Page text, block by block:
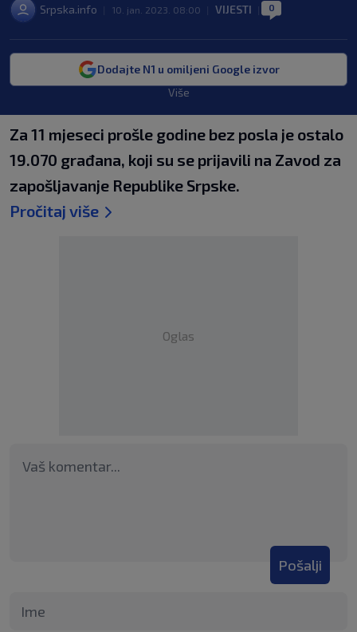
Srpska.info 10. jan. 2023. 08:00 VIJESTI 0
Dodajte N1 u omiljeni Google izvor
Više
Za 11 mjeseci prošle godine bez posla je ostalo
19.070 građana, koji su se prijavili na Zavod za
zapošljavanje Republike Srpske.
Pročitaj više
Oglas
Pošalji